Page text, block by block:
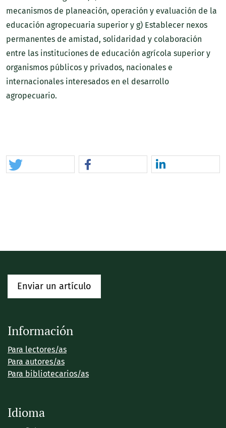
mecanismos de planeación, operación y evaluación de la
educación agropecuaria superior y g) Establecer nexos
permanentes de amistad, solidaridad y colaboración
entre las instituciones de educación agrícola superior y
organismos públicos y privados, nacionales e
internacionales interesados en el desarrollo
agropecuario.
Enviar un artículo
Información
Para lectores/as
Para autores/as
Para bibliotecarios/as
Idioma